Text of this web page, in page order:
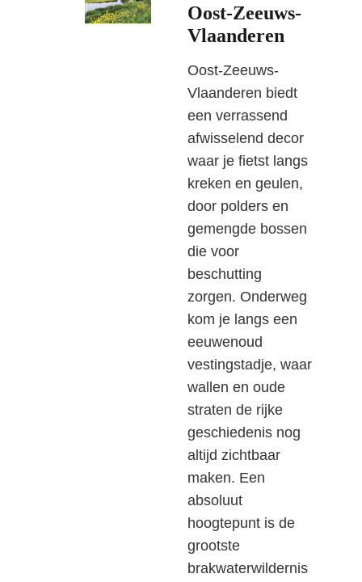
Oost-Zeeuws-
Vlaanderen
Oost-Zeeuws-
Vlaanderen biedt
een verrassend
afwisselend decor
waar je fietst langs
kreken en geulen,
door polders en
gemengde bossen
die voor
beschutting
zorgen. Onderweg
kom je langs een
eeuwenoud
vestingstadje, waar
wallen en oude
straten de rijke
geschiedenis nog
altijd zichtbaar
maken. Een
absoluut
hoogtepunt is de
grootste
brakwaterwildernis